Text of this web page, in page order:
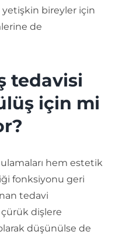
bireyler için
de
tedavisi
için mi
hem estetik
fonksiyonu geri
tedavi
dişlere
düşünülse de